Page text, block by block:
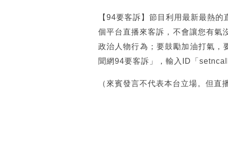
【94要客訴】節目利用最新最熱
個平台直播來客訴，不會讓您有氣
政治人物行為；要鼓勵加油打氣
聞網94要客訴」，輸入ID「
（來賓發言不代表本台立場。但直